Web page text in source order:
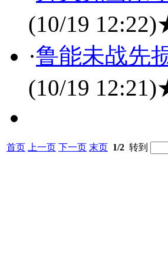
(10/19 12:22)
·鲁能未战先
(10/19 12:21)
首页 上一页 下一页 末页 1/2 转到